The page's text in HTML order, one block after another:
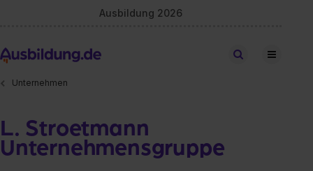
Ausbildung 2026
Stellen finden
Unternehmen
L. Stroetmann
Unternehmensgruppe